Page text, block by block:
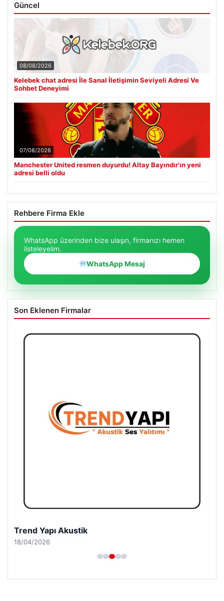
Güncel
08/08/2026
Kelebek chat adresi İle Sanal İletişimin Seviyeli Adresi Ve
Sohbet Deneyimi
07/08/2026
Manchester United resmen duyurdu! Altay Bayındır’ın yeni
adresi belli oldu
Rehbere Firma Ekle
WhatsApp üzerinden bize ulaşın, firmanızı hemen
listeleyelim.
WhatsApp Mesaj
Son Eklenen Firmalar
Trend Yapı Akustik
18/04/2026